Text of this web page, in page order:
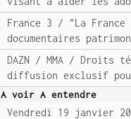
France 3 / "La
documentaires
DAZN / MMA / Droits
diffusion exclusif
A voir A entendre
Vendredi 19 janvier